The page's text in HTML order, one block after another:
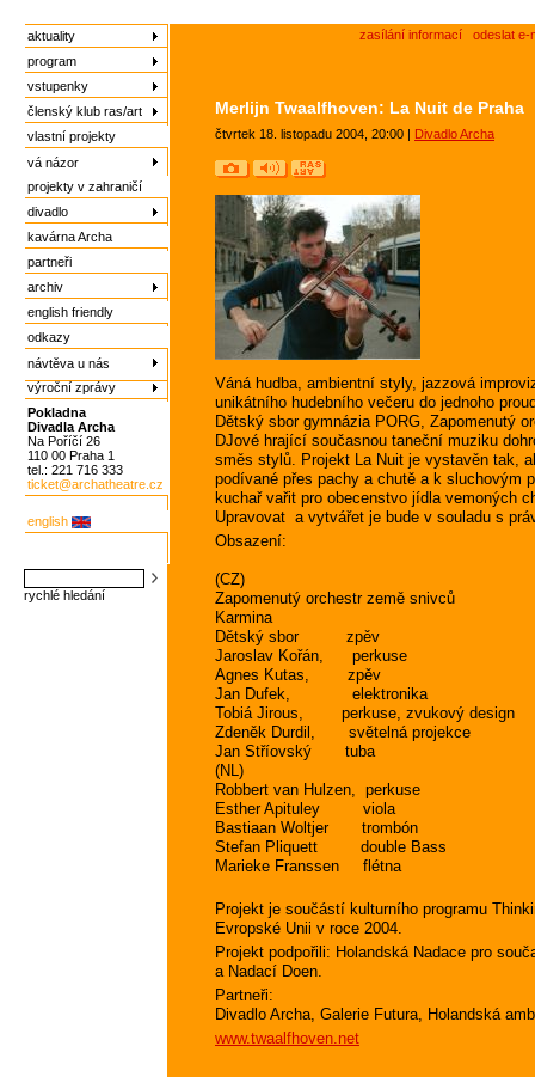
aktuality
program
vstupenky
členský klub ras/art
vlastní projekty
vá názor
projekty v zahraničí
divadlo
kavárna Archa
partneři
archiv
english friendly
odkazy
návtěva u nás
výroční zprávy
Pokladna
Divadla Archa
Na Poříčí 26
110 00 Praha 1
tel.: 221 716 333
ticket@archatheatre.cz
english
rychlé hledání
zasílání informací odeslat e-
Merlijn Twaalfhoven: La Nuit de Praha
čtvrtek 18. listopadu 2004, 20:00 | Divadlo Archa
Váná hudba, ambientní styly, jazzová
unikátního hudebního večeru do jednoho
Dětský sbor gymnázia PORG, Zapomenutý
DJové hrající současnou taneční muziku
směs stylů. Projekt La Nuit je vystavěn tak,
podívané přes pachy a chutě a k sluchovým
kuchař vařit pro obecenstvo jídla vemoných
Upravovat a vytvářet je bude v souladu s
Obsazení:
(CZ)
Zapomenutý orchestr země snivců
Karmina
Dětský sbor zpěv
Jaroslav Kořán, perkuse
Agnes Kutas, zpěv
Jan Dufek, elektronika
Tobiá Jirous, perkuse, zvukový design
Zdeněk Durdil, světelná projekce
Jan Stříovský tuba
(NL)
Robbert van Hulzen, perkuse
Esther Apituley viola
Bastiaan Woltjer trombón
Stefan Pliquett double Bass
Marieke Franssen flétna
Projekt je součástí kulturního programu
Evropské Unii v roce 2004.
Projekt podpořili: Holandská Nadace pro
a Nadací Doen.
Partneři:
Divadlo Archa, Galerie Futura, Holandská
www.twaalfhoven.net